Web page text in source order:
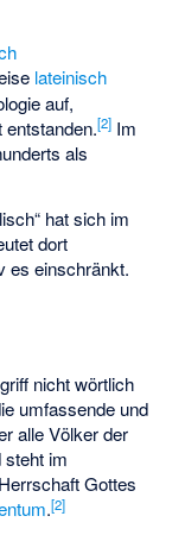
lateinisch
auf,
entstanden.[2] Im
als
hat sich im
dort
es einschränkt.
nicht wörtlich
umfassende und
alle Völker der
steht im
Gottes
.[2]